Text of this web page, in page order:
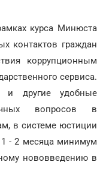
курса Минюста
контактов граждан
коррупционным
сервиса.
и другие удобные
вопросов в
в системе юстиции
- 2 месяца минимум
нововведению в